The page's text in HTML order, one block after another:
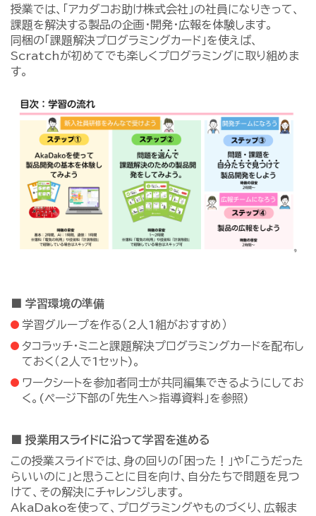
授業では、「アカダコお助け株式会社」の社員になりきって、
課題を解決する製品の企画・開発・広報を体験します。
同梱の「課題解決プログラミングカード」を使えば、
Scratchが初めてでも楽しくプログラミングに取り組めま
す。
■ 学習環境の準備
学習グループを作る（2人1組がおすすめ）
タコラッチ・ミニと課題解決プログラミングカードを配布し
ておく（2人で1セット)。
ワークシートを参加者同士が共同編集できるようにしてお
く。(ページ下部の「先生へ>指導資料」を参照)
■ 授業用スライドに沿って学習を進める
この授業スライドでは、身の回りの「困った！」や「こうだった
らいいのに」と思うことに目を向け、自分たちで問題を見つ
けて、その解決にチャレンジします。
AkaDakoを使って、プログラミングやものづくり、広報ま